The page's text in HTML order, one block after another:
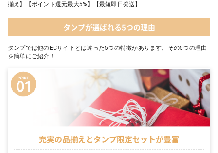
揃え】【ポイント還元最大5%】【最短即日発送】
タンプが選ばれる5つの理由
タンプでは他のECサイトとは違った5つの特徴があります。その5つの理由
を簡単にご紹介！
充実の品揃えとタンプ限定セットが豊富